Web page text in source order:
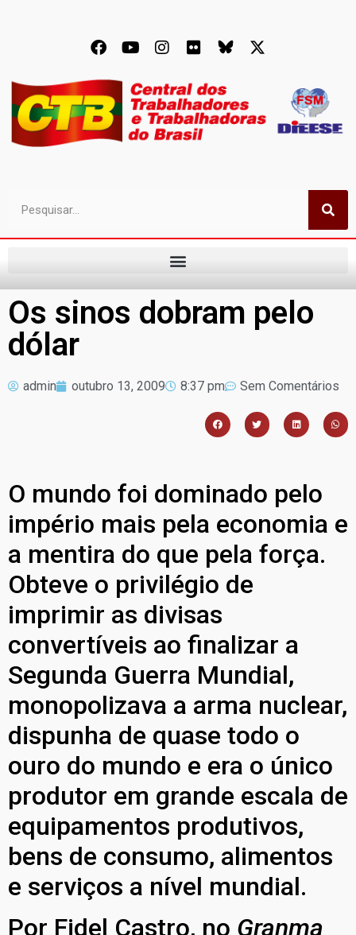
Os sinos dobram pelo
dólar
admin outubro 13, 2009 8:37 pm Sem Comentários
O mundo foi dominado pelo
império mais pela economia e
a mentira do que pela força.
Obteve o privilégio de
imprimir as divisas
convertíveis ao finalizar a
Segunda Guerra Mundial,
monopolizava a arma nuclear,
dispunha de quase todo o
ouro do mundo e era o único
produtor em grande escala de
equipamentos produtivos,
bens de consumo, alimentos
e serviços a nível mundial.
Por Fidel Castro, no Granma